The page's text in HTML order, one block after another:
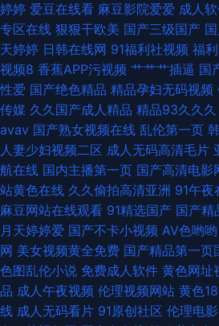
频 91pot狼友社在线观看 91www视频 97超
成人网 九色社区 日朝大片 亚洲熟女乱综合一
欧美性生活 91被内射 97久久在线 超碰在线91
三页 91成人电影在线视频 a片网站ww 国产久
精品成人一 伊人9988 久久嫩草精品视频 黄
www色色天堂 91人妻白丝 91porn地址发布页
合在线黄 精品久久区 91精品在
婷婷 爱豆在线看 麻豆影院爱爱 成人
专区在线 狠狠干欧美 国产三级国产
天婷婷 日韩在线网 91福利社视频 福
视频8 香蕉APP污视频 艹艹艹插逼 国
性爱 国产绝色精品 精品孕妇无码视频
传媒 久久国产成人精品 精品93久久久
avav 国产熟女视频在线 乱伦第一页
人妻少妇视频二区 成人无码高清毛片
航在线 国内主播第一页 国产高清电影
站黄色在线 久久偷拍高清亚洲 91午夜
麻豆网站在线观看 91精选国产 国产精
月天婷婷爱 国产不卡小视频 AV色哟哟
网 美女视频黄全免费 国产精品第一页
色图乱伦小说 免费成人软件 黄色网址
品 成人午夜视频 伦理视频网站 黄色
线 成人无码看片 91原创社区 伦理电